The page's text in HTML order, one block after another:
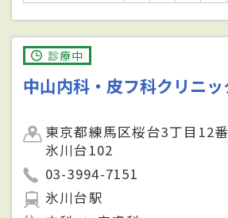
診療中
中山内科・皮フ科クリニッ
東京都練馬区桜台3丁目12
氷川台102
03-3994-7151
氷川台駅